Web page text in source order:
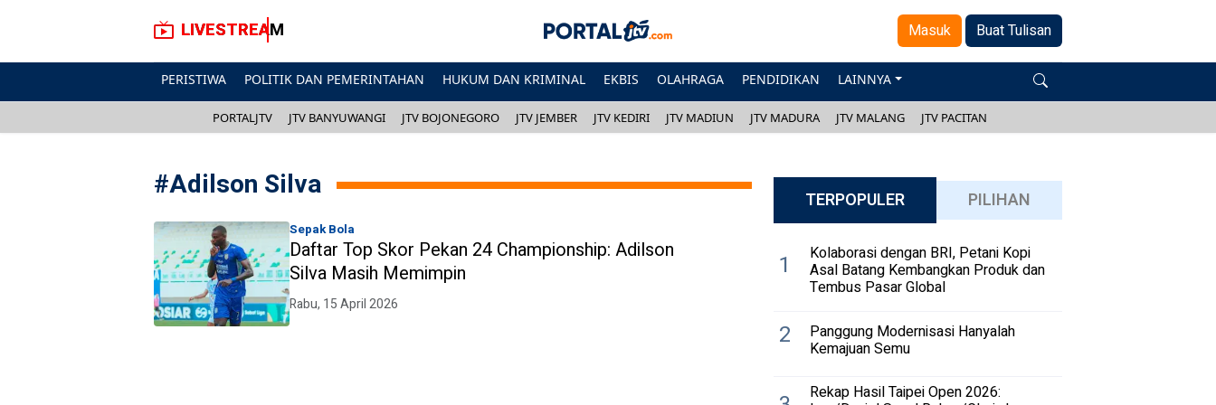
LIVESTREAM Masuk Buat Tulisan
PERISTIWA POLITIK DAN PEMERINTAHAN HUKUM DAN KRIMINAL EKBIS OLAHRAGA PENDIDIKAN LAINNYA
PORTALJTV JTV BANYUWANGI JTV BOJONEGORO JTV JEMBER JTV KEDIRI JTV MADIUN JTV MADURA JTV MALANG JTV PACITAN
#Adilson Silva
Sepak Bola
Daftar Top Skor Pekan 24 Championship: Adilson
Silva Masih Memimpin
Rabu, 15 April 2026
TERPOPULER PILIHAN
1 Kolaborasi dengan BRI, Petani Kopi
Asal Batang Kembangkan Produk dan
Tembus Pasar Global
2 Panggung Modernisasi Hanyalah
Kemajuan Semu
Rekap Hasil Taipei Open 2026: